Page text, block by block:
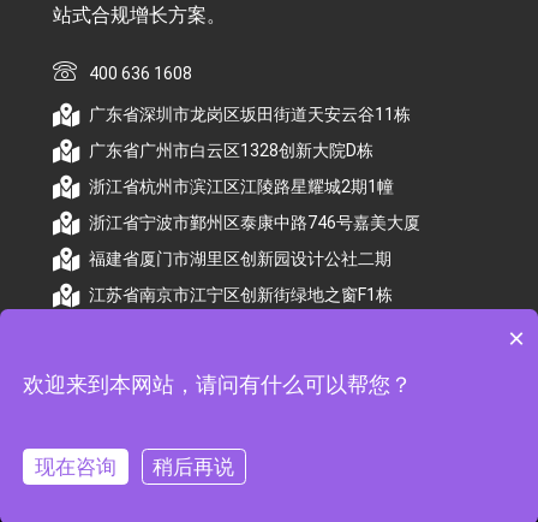
站式合规增长方案。
400 636 1608
广东省深圳市龙岗区坂田街道天安云谷11栋
广东省广州市白云区1328创新大院D栋
浙江省杭州市滨江区江陵路星耀城2期1幢
浙江省宁波市鄞州区泰康中路746号嘉美大厦
福建省厦门市湖里区创新园设计公社二期
江苏省南京市江宁区创新街绿地之窗F1栋
备案号：浙ICP备2026009174号
×
欢迎来到本网站，请问有什么可以帮您？
现在咨询 稍后再说